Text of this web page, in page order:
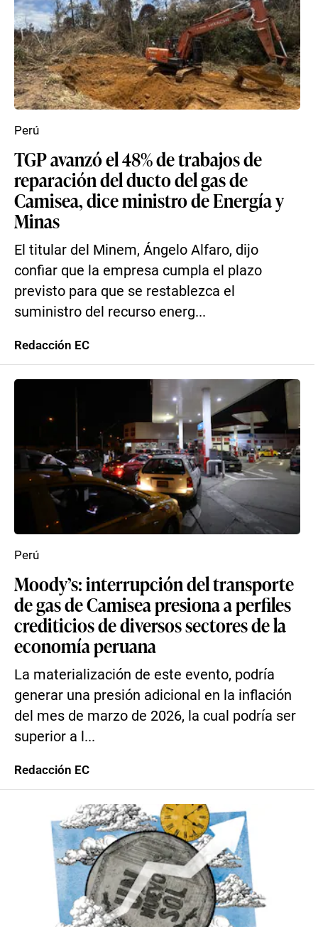
TGP avanzó el 48% de trabajos de
reparación del ducto del gas de
Camisea, dice ministro de Energía y
Minas
El titular del Minem, Ángelo Alfaro, dijo
confiar que la empresa cumpla el plazo
previsto para que se restablezca el
suministro del recurso energ...
Perú
Redacción EC
Moody’s: interrupción del transporte
de gas de Camisea presiona a perfiles
crediticios de diversos sectores de la
economía peruana
La materialización de este evento, podría
generar una presión adicional en la inflación
del mes de marzo de 2026, la cual podría ser
superior a l...
Perú
Redacción EC